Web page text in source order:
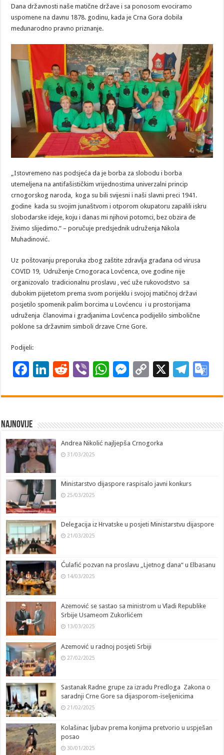
Dana državnosti naše matične države i sa ponosom evociramo
uspomene na davnu 1878. godinu, kada je Crna Gora dobila
međunarodno pravno priznanje.
„Istovremeno nas podsjeća da je borba za slobodu i borba
utemeljena na antifašističkim vrijednostima univerzalni princip
crnogorskog naroda, koga su bili svijesni i naši slavni preci 1941.
godine kada su svojim junaštvom i otporom okupatoru zapalili iskru
slobodarske ideje, koju i danas mi njihovi potomci, bez obzira đe
živimo slijedimo.“ – poručuje predsjednik udruženja Nikola
Muhadinović.
Uz poštovanju preporuka zbog zaštite zdravlja građana od virusa
COVID 19, Udruženje Crnogoraca Lovćenca, ove godine nije
organizovalo tradicionalnu proslavu , već uže rukovodstvo sa
dubokim pijetetom prema svom porijeklu i svojoj matičnoj državi
posjetilo spomenik palim borcima u Lovćencu i u prostorijama
udruženja članovima i gradjanima Lovćenca podijelilo simbolične
poklone sa državnim simboli drzave Crne Gore.
Podijeli:
F
e
b
o
o
k
Li
k
e
dI
n
R
d
di
t
Vi
er
W
at
sA
p
p
M
se
n
g
er
C
p
y
Li
n
X
T
e
gr
a
o
gl
e
e
Najnovije
Andrea Nikolić najljepša Crnogorka
31/03/2025
Ministarstvo dijaspore raspisalo javni konkurs
25/03/2025
Delegacija iz Hrvatske u posjeti Ministarstvu dijaspore
21/03/2025
Ćulafić pozvan na proslavu „Ljetnog dana“ u Elbasanu
14/03/2025
Azemović se sastao sa ministrom u Vladi Republike
Srbije Usameom Zukorlićem
13/03/2025
Azemović u radnoj posjeti Srbiji
27/02/2025
Sastanak Radne grupe za izradu Predloga Zakona o
saradnji Crne Gore sa dijasporom-iseljenicima
21/02/2025
Kolašinac ljubav prema konjima pretvorio u uspješan
posao
30/01/2025